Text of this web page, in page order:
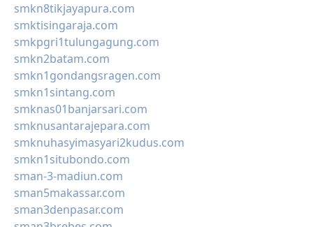
smkn8tikjayapura.com
smktisingaraja.com
smkpgri1tulungagung.com
smkn2batam.com
smkn1gondangsragen.com
smkn1sintang.com
smknas01banjarsari.com
smknusantarajepara.com
smknuhasyimasyari2kudus.com
smkn1situbondo.com
sman-3-madiun.com
sman5makassar.com
sman3denpasar.com